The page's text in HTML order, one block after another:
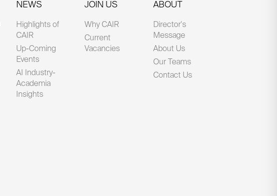
NEWS
Highlights of
CAIR
Up-Coming
Events
AI Industry-
Academia
Insights
JOIN US
Why CAIR
Current
Vacancies
ABOUT
Director's
Message
About Us
Our Teams
Contact Us